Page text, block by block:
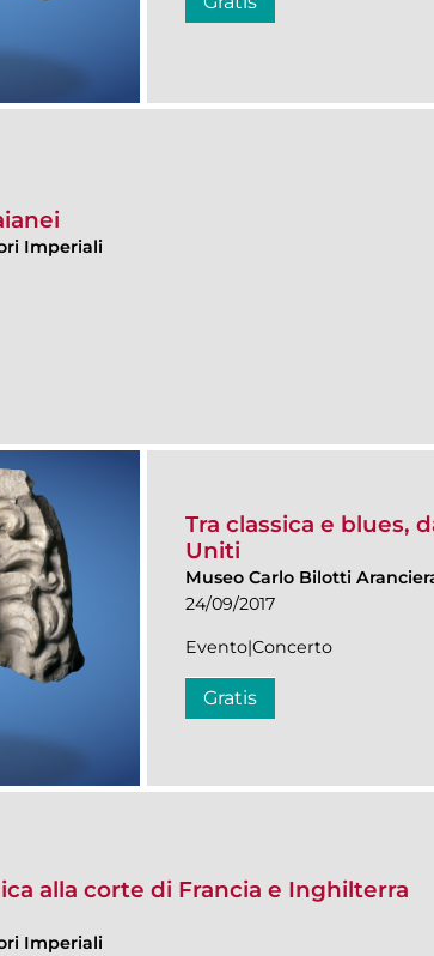
Imperiali
Tra classica e blues,
Uniti
Museo Carlo Bilotti
24/09/2017
Evento|Concerto
Gratis
alla corte di Francia e Inghilterra
Imperiali